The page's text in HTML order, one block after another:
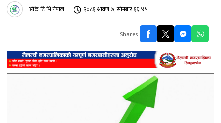
ओके टि भि नेपाल २०८१ श्रावण ७, सोमबार १६:४५
Shares